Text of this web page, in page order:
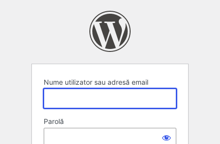
Nume utilizator sau adresă email
Parolă